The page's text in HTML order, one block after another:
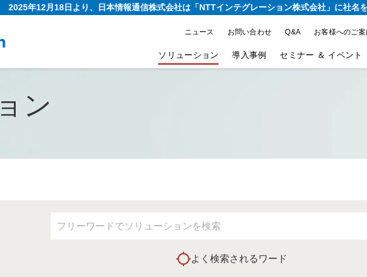
2025年12月18日より、日本情報通信株式会社は「NTTインテグレーション株式会社」に社名
ニュース お問い合わせ Q&A お客様へのご
ソリューション 導入事例 セミナー ＆ イベント
ン
よく検索されるワード